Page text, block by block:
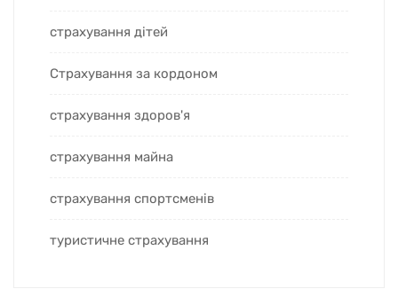
страхування дітей
Страхування за кордоном
страхування здоров'я
страхування майна
страхування спортсменів
туристичне страхування